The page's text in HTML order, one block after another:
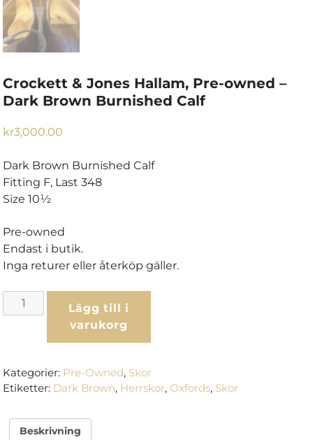
Crockett & Jones Hallam, Pre-owned –
Dark Brown Burnished Calf
kr3,000.00
Dark Brown Burnished Calf
Fitting F, Last 348
Size 10½
Pre-owned
Endast i butik.
Inga returer eller återköp gäller.
Crockett
&
Pre-
owned
Dark
Brown
Lägg till i
varukorg
Kategorier: Pre-Owned, Skor
Etiketter: Dark Brown, Herrskor, Oxfords, Skor
Beskrivning